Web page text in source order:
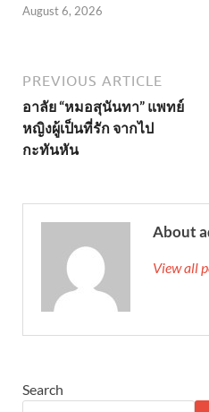
August 6, 2026
PREVIOUS ARTICLE
อาลัย “หมอสุนันทา” แพทย์
หญิงผู้เป็นที่รัก จากไป
กะทันหัน
About
View all
Search